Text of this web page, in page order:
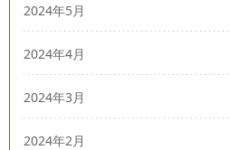
2024年5月
2024年4月
2024年3月
2024年2月